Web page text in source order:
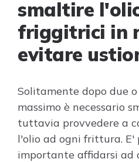
smaltire
friggitrici in
evitare
Solitamente dopo due
massimo è necessario
tuttavia provvedere a
l'olio ad ogni frittura. E'
importante affidarsi ad